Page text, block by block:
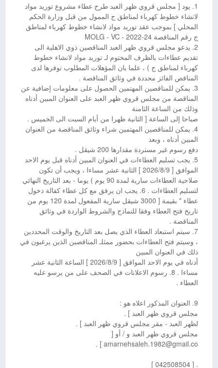
1. يود [ مجلس قروي ظهر العبد طرح عطاء مشروع توريد مواد
لانشاء خطوط كهرباء لمناطق ج الممول من قبل وزارة الحكم
المحلي ] بموجب عقد توريد مواد لانشاء خطوط كهرباء لمناطق
ج رقم المناقصة 24-2022 - MOLG - VC
2. يدعو مجلس قروي ظهر العبد المناقصين ذوي الاهلية الى
تقديم عطاءات بالظرف المختوم لـ توريد مواد لانشاء خطوط
كهرباء لمناطق ج ) ، علما بان المؤهلات المطلوب توفرها لدى
المناقص الفائز محددة في وثائق المناقصة .
3. يمكن للمناقصين المهتمين الحصول على معلومات إضافية عن
المناقصة من مجلس قروي ظهر العبد على العنوان المبين أدناه
وذلك من الساعة الثامنة
صباحا إلى الساعة [ الثانية ظهرا من أيام السبت الى الخميس .
4. يمكن للمناقصين المهتمين شراء وثائق المناقصة من العنوان
المبين أدناه ، وبعد
دفع رسوم غير مستردة مقدارها 200 شيقل .
5. يجب تسليم العطاءات في العنوان المبين أدناه قبل يوم الاحد
الموافق [ 2026/8/9 ] الثانية عشر مساءا ، ويجب أن تكون
صلاحية العطاءات سارية لمدة 90 يوم ) يوما - بعد التاريخ النهائي
لتسليم العطاءات . 6. يجب ان يرفق مع كل عطاء كفالة دخول
عطاء " بقيمة [ 3000 شيقل سارية المفعول لمدة 120 يوم من
تاريخ فتح العطاء وفقا للنماذج والشروط الواردة في وثائق
المناقصة .
7. سيتم استبعاد العطاء الذي يصل بعد التاريخ والوقت المحددين
، وسيتم فتح العطاءات بحضور ممثلـ المناقصين الذين يرغبون في
ذلك في العنوان المبين
أدناه في يوم الاحد الموافق [ 2026/8/9 ] الساعة الثانية عشر
مساءا . 8. رسوم الاعلانات في الصحف على من يرسو عليه
العطاء .
9. العنوان المذكور اعلاه هو :
مجلس قروي ظهر العبد ] .
لظهر العبد - مقر مجلس قروي ظهر العبد ] .
مجلس قروي ظهر العبد و / أو [
amarnehsaleh.1982@gmail.co ] .
. [ 042508504 ]